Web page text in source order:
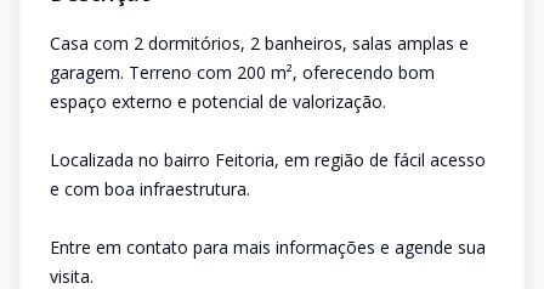
Casa com 2 dormitórios, 2 banheiros, salas amplas e
garagem. Terreno com 200 m², oferecendo bom
espaço externo e potencial de valorização.
Localizada no bairro Feitoria, em região de fácil acesso
e com boa infraestrutura.
Entre em contato para mais informações e agende sua
visita.